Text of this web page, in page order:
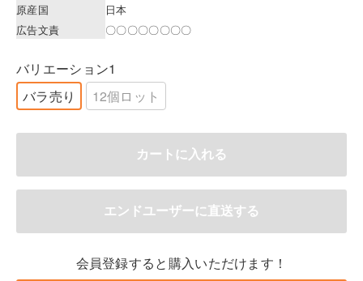
原産国
日本
広告文責
〇〇〇〇〇〇〇〇
バリエーション1
バラ売り
12個ロット
会員登録すると購入いただけます！